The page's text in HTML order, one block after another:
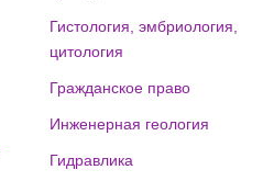
Гистология, эмбриология,
цитология
Гражданское право
Инженерная геология
Гидравлика